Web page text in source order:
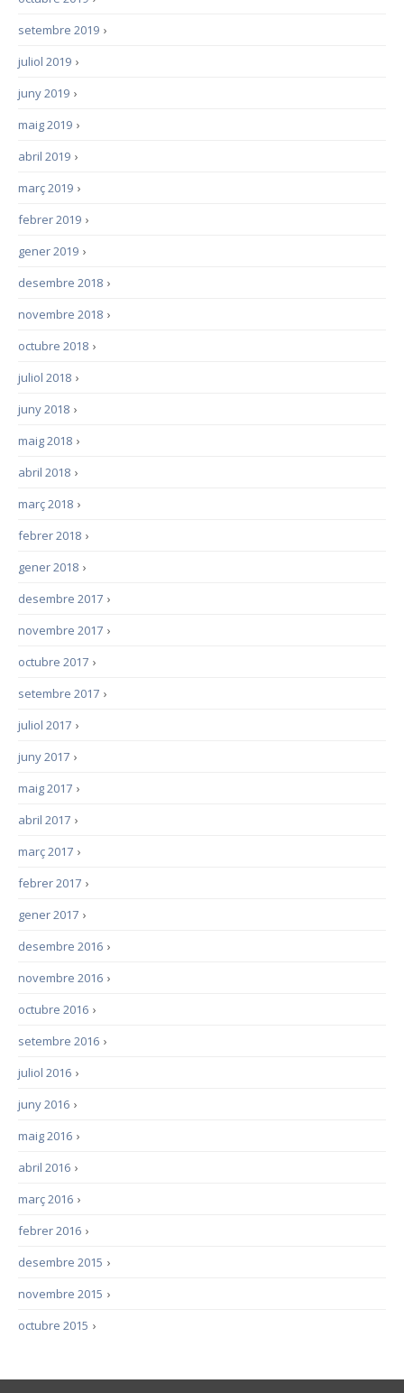
›
setembre 2019
›
juliol 2019
›
juny 2019
›
maig 2019
›
abril 2019
›
març 2019
›
febrer 2019
›
gener 2019
›
desembre 2018
›
novembre 2018
›
octubre 2018
›
juliol 2018
›
juny 2018
›
maig 2018
›
abril 2018
›
març 2018
›
febrer 2018
›
gener 2018
›
desembre 2017
›
novembre 2017
›
octubre 2017
›
setembre 2017
›
juliol 2017
›
juny 2017
›
maig 2017
›
abril 2017
›
març 2017
›
febrer 2017
›
gener 2017
›
desembre 2016
›
novembre 2016
›
octubre 2016
›
setembre 2016
›
juliol 2016
›
juny 2016
›
maig 2016
›
abril 2016
›
març 2016
›
febrer 2016
›
desembre 2015
›
novembre 2015
›
octubre 2015